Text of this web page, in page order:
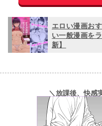
エロい漫画お
い一般漫画を
新】
＼放課後、快感